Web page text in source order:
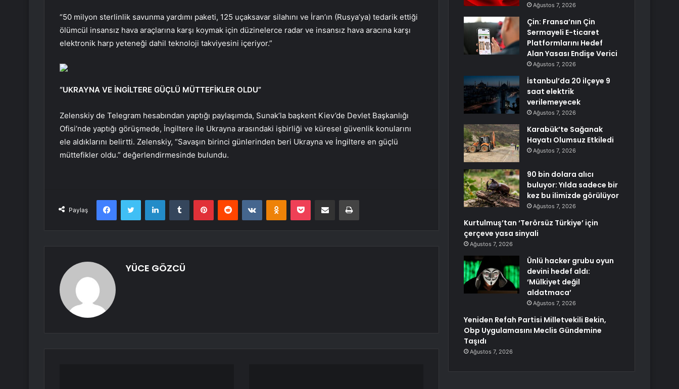
“50 milyon sterlinlik savunma yardımı paketi, 125 uçaksavar silahını ve İran’ın (Rusya’ya) tedarik ettiği
ölümcül insansız hava araçlarına karşı koymak için düzinelerce radar ve insansız hava aracına karşı
elektronik harp yeteneği dahil teknoloji takviyesini içeriyor.”
“UKRAYNA VE İNGİLTERE GÜÇLÜ MÜTTEFİKLER OLDU”
Zelenskiy de Telegram hesabından yaptığı paylaşımda, Sunak’la başkent Kiev’de Devlet Başkanlığı
Ofisi’nde yaptığı görüşmede, İngiltere ile Ukrayna arasındaki işbirliği ve küresel güvenlik konularını
ele aldıklarını belirtti. Zelenskiy, “Savaşın birinci günlerinden beri Ukrayna ve İngiltere en güçlü
müttefikler oldu.” değerlendirmesinde bulundu.
Paylaş
FacebookTwitter LinkedInTumblr PinterestReddit VKontakteOdnoklassniki
Pocket E-Posta ile paylaş Yazdır
YÜCE GÖZCÜ
Ağustos 7, 2026
Çin: Fransa’nın Çin
Sermayeli E-ticaret
Platformlarını Hedef
Alan Yasası Endişe Verici
Ağustos 7, 2026
İstanbul’da 20 ilçeye 9
saat elektrik
verilemeyecek
Ağustos 7, 2026
Karabük’te Sağanak
Hayatı Olumsuz Etkiledi
Ağustos 7, 2026
90 bin dolara alıcı
buluyor: Yılda sadece bir
kez bu ilimizde görülüyor
Ağustos 7, 2026
Kurtulmuş’tan ‘Terörsüz Türkiye’ için
çerçeve yasa sinyali
Ağustos 7, 2026
Ünlü hacker grubu oyun
devini hedef aldı:
‘Mülkiyet değil
aldatmaca’
Ağustos 7, 2026
Yeniden Refah Partisi Milletvekili Bekin,
Obp Uygulamasını Meclis Gündemine
Taşıdı
Ağustos 7, 2026